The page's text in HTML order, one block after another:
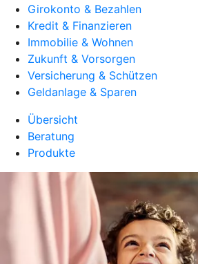
Girokonto & Bezahlen
Kredit & Finanzieren
Immobilie & Wohnen
Zukunft & Vorsorgen
Versicherung & Schützen
Geldanlage & Sparen
Übersicht
Beratung
Produkte